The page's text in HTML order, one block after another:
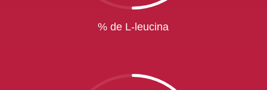
% de L-leucina